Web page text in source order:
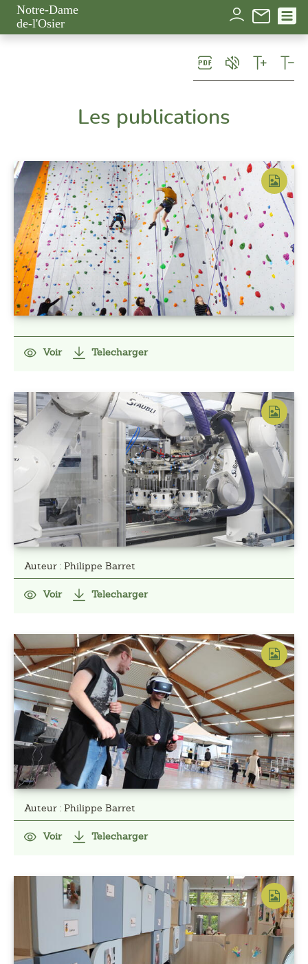
Notre-Dame
de-l'Osier
Les publications
Voir Telecharger
Auteur : Philippe Barret
Voir Telecharger
Auteur : Philippe Barret
Voir Telecharger
Panneau de gestion des cookies